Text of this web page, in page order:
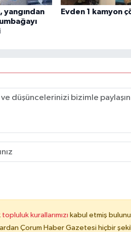
yangından
Evden 1 kamyon
topluluk kurallarımızı kabul etmiş
Çorum Haber Gazetesi hiçbir